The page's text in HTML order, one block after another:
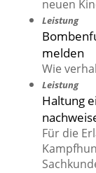
neuen
Leistung
melden
Wie
Leistung
Haltung
Für die